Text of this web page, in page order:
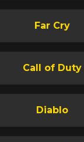
Far Cry
Call of Duty
Diablo